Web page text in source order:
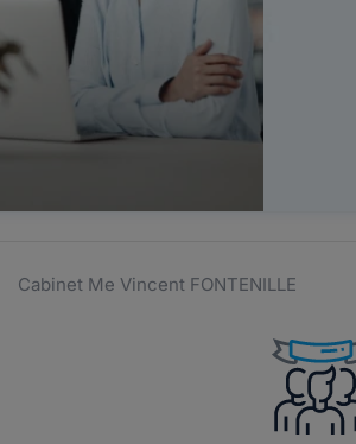
Cabinet Me Vincent FONTENILLE